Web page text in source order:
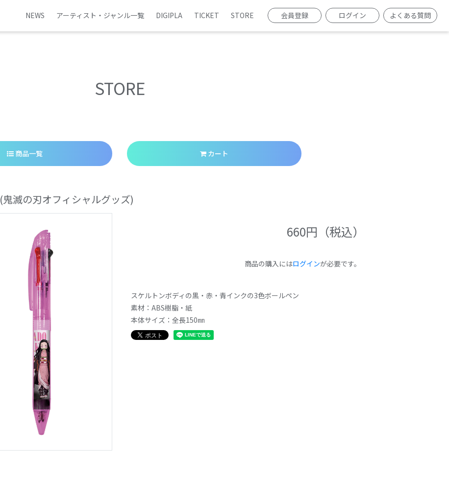
NEWS アーティスト・ジャンル一覧 DIGIPLA TICKET STORE 会員登録 ログイン よくある質問
STORE
商品一覧 カート
(鬼滅の刃オフィシャルグッズ)
660円（税込）
商品の購入にはログインが必要です。
スケルトンボディの黒・赤・青インクの3色ボールペン
素材：ABS樹脂・紙
本体サイズ：全長150㎜